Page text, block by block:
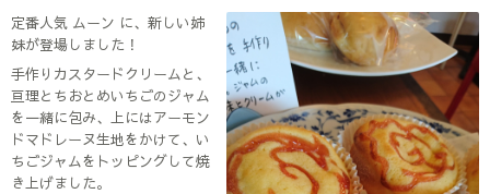
定番人気 ムーン に、新しい姉
妹が登場しました！
手作りカスタードクリームと、
亘理とちおとめいちごのジャム
を一緒に包み、上にはアーモン
ドマドレーヌ生地をかけて、い
ちごジャムをトッピングして焼
き上げました。